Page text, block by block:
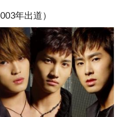
年出道）